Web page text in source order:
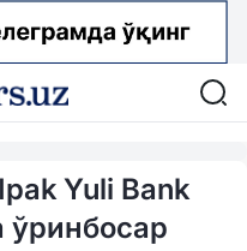
Yuli Bank
ўринбосар